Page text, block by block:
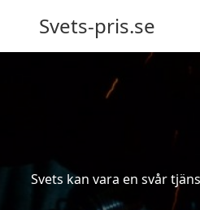
Svets-pris.se
Svets kan vara en svår